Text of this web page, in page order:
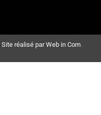
Site réalisé par Web in Com